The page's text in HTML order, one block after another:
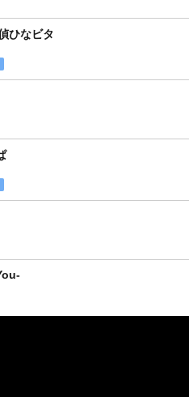
ひなビタ